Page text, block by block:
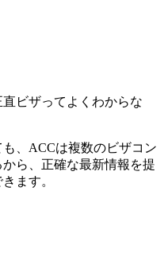
ビザってよくわからな
、ACCは複数のビザコン
ら、正確な最新情報を提
ます。